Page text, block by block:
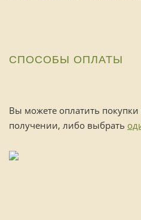
СПОСОБЫ ОПЛАТЫ
Вы можете оплатить
получении, либо выбрать